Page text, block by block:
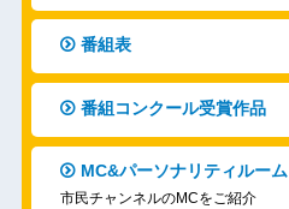
番組表
番組コンクール受賞作品
MC&パーソナリティルーム
市民チャンネルのMCをご紹介